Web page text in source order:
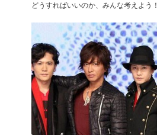
どうすればいいのか、みんな考えよう！